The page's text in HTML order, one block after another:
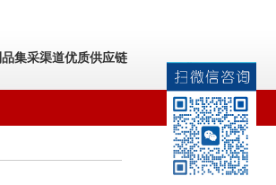
集采渠道优质供应链